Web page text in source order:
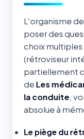
L'organisme
poser des
choix multiples
(rétroviseur
partiellement
de Les
la conduite,
absolue à
Le piège du